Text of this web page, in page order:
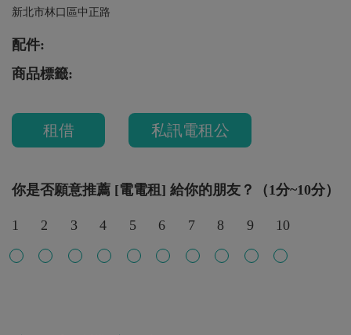
新北市林口區中正路
配件:
商品標籤:
租借 私訊電租公
你是否願意推薦 [電電租] 給你的朋友？（1分~10分）
1 2 3 4 5 6 7 8 9 10